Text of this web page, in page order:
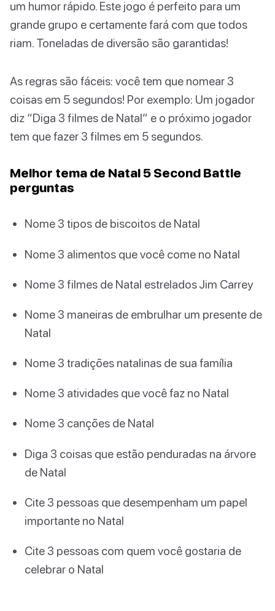
um humor rápido. Este jogo é perfeito para um
grande grupo e certamente fará com que todos
riam. Toneladas de diversão são garantidas!
As regras são fáceis: você tem que nomear 3
coisas em 5 segundos! Por exemplo: Um jogador
diz “Diga 3 filmes de Natal” e o próximo jogador
tem que fazer 3 filmes em 5 segundos.
Melhor tema de Natal 5 Second Battle
perguntas
Nome 3 tipos de biscoitos de Natal
Nome 3 alimentos que você come no Natal
Nome 3 filmes de Natal estrelados Jim Carrey
Nome 3 maneiras de embrulhar um presente de
Natal
Nome 3 tradições natalinas de sua família
Nome 3 atividades que você faz no Natal
Nome 3 canções de Natal
Diga 3 coisas que estão penduradas na árvore
de Natal
Cite 3 pessoas que desempenham um papel
importante no Natal
Cite 3 pessoas com quem você gostaria de
celebrar o Natal